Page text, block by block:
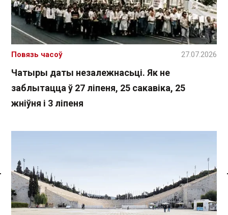
Спасылка без VPN
Чатыры даты незалежнасьці. Як не
заблытацца ў 27 ліпеня, 25 сакавіка, 25
жніўня і 3 ліпеня
Повязь часоў 27.07.2026